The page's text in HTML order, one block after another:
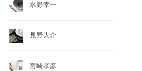
水野幸一
見野大介
宮崎孝彦